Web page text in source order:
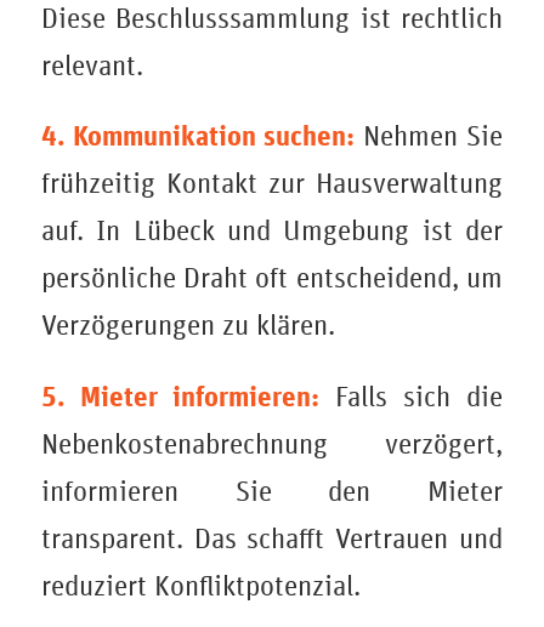
Diese Beschlusssammlung ist rechtlich
relevant.
4. Kommunikation suchen: Nehmen Sie
frühzeitig Kontakt zur Hausverwaltung
auf. In Lübeck und Umgebung ist der
persönliche Draht oft entscheidend, um
Verzögerungen zu klären.
5. Mieter informieren: Falls sich die
Nebenkostenabrechnung verzögert,
informieren Sie den Mieter
transparent. Das schafft Vertrauen und
reduziert Konfliktpotenzial.